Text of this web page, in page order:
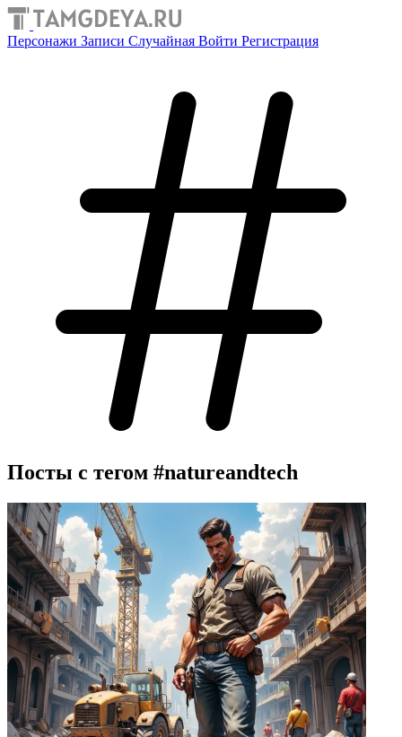
Персонажи Записи Случайная Войти Регистрация
Посты с тегом #natureandtech